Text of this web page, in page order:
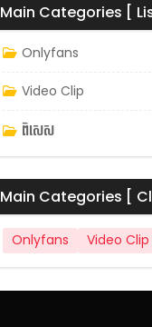
Main Categories [
Onlyfans
Video Clip
ពិសេស
Main Categories [
Onlyfans Video Clip